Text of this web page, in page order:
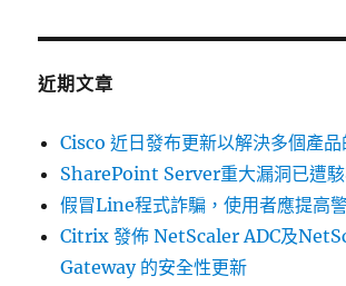
鍵
近期文章
Cisco 近日發布更新以解決多個產
SharePoint Server重大漏洞已遭駭
假冒Line程式詐騙，使用者應提高
Citrix 發佈 NetScaler ADC及
Gateway 的安全性更新